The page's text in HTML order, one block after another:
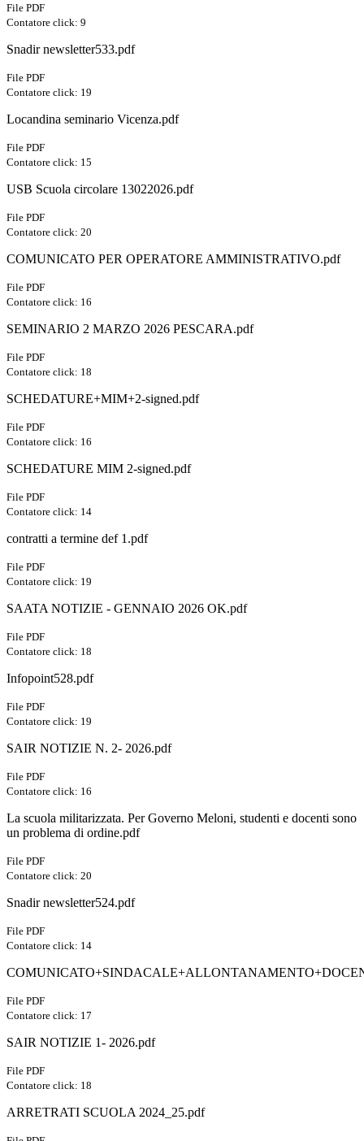
File PDF
Contatore click: 9
Snadir newsletter533.pdf
File PDF
Contatore click: 19
Locandina seminario Vicenza.pdf
File PDF
Contatore click: 15
USB Scuola circolare 13022026.pdf
File PDF
Contatore click: 20
COMUNICATO PER OPERATORE AMMINISTRATIVO.pdf
File PDF
Contatore click: 16
SEMINARIO 2 MARZO 2026 PESCARA.pdf
File PDF
Contatore click: 18
SCHEDATURE+MIM+2-signed.pdf
File PDF
Contatore click: 16
SCHEDATURE MIM 2-signed.pdf
File PDF
Contatore click: 14
contratti a termine def 1.pdf
File PDF
Contatore click: 19
SAATA NOTIZIE - GENNAIO 2026 OK.pdf
File PDF
Contatore click: 18
Infopoint528.pdf
File PDF
Contatore click: 19
SAIR NOTIZIE N. 2- 2026.pdf
File PDF
Contatore click: 16
La scuola militarizzata. Per Governo Meloni, studenti e docenti sono
un problema di ordine.pdf
File PDF
Contatore click: 20
Snadir newsletter524.pdf
File PDF
Contatore click: 14
File PDF
Contatore click: 17
SAIR NOTIZIE 1- 2026.pdf
File PDF
Contatore click: 18
ARRETRATI SCUOLA 2024_25.pdf